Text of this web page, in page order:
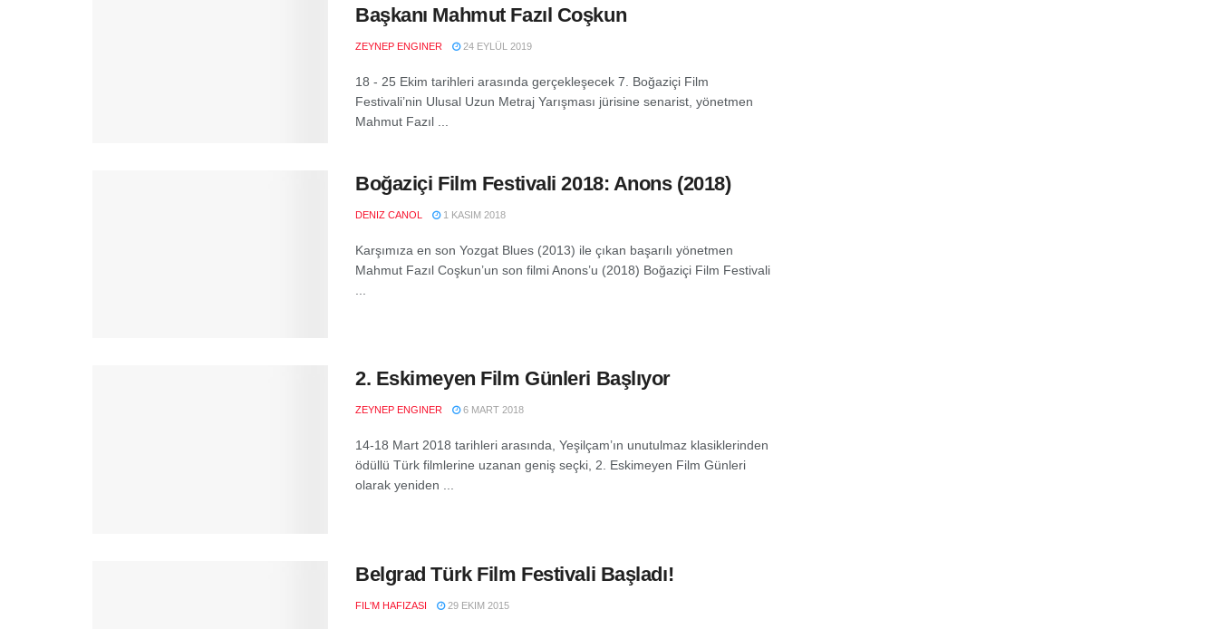
Başkanı Mahmut Fazıl Coşkun
ZEYNEP ENGINER 24 EYLÜL 2019
18 - 25 Ekim tarihleri arasında gerçekleşecek 7. Boğaziçi Film
Festivali’nin Ulusal Uzun Metraj Yarışması jürisine senarist, yönetmen
Mahmut Fazıl ...
Boğaziçi Film Festivali 2018: Anons (2018)
DENIZ CANOL 1 KASIM 2018
Karşımıza en son Yozgat Blues (2013) ile çıkan başarılı yönetmen
Mahmut Fazıl Coşkun’un son filmi Anons’u (2018) Boğaziçi Film Festivali
2. Eskimeyen Film Günleri Başlıyor
ZEYNEP ENGINER 6 MART 2018
14-18 Mart 2018 tarihleri arasında, Yeşilçam’ın unutulmaz klasiklerinden
ödüllü Türk filmlerine uzanan geniş seçki, 2. Eskimeyen Film Günleri
olarak yeniden ...
Belgrad Türk Film Festivali Başladı!
FIL'M HAFIZASI 29 EKIM 2015